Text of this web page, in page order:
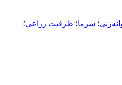
؛ سرما؛ ظرفیت زراعی؛